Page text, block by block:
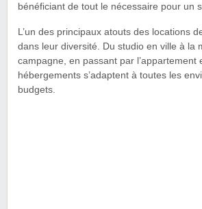
bénéficiant de tout le nécessaire pour un
L’un des principaux atouts des locations
dans leur diversité. Du studio en ville à la
campagne, en passant par l’appartement
hébergements s’adaptent à toutes les
budgets.